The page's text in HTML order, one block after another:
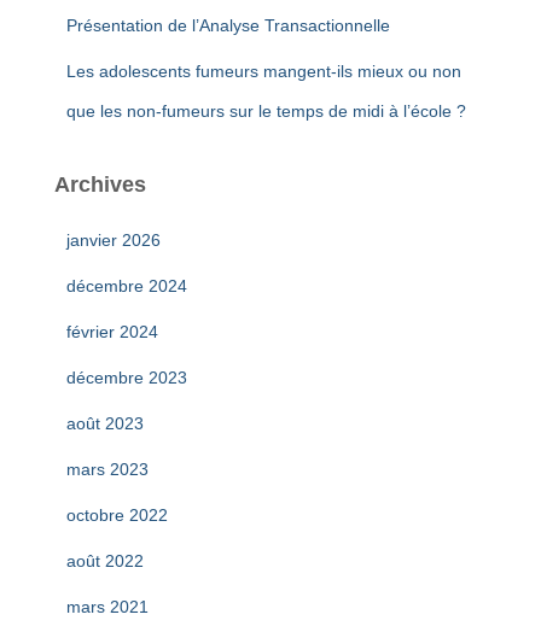
Présentation de l’Analyse Transactionnelle
Les adolescents fumeurs mangent-ils mieux ou non
que les non-fumeurs sur le temps de midi à l’école ?
Archives
janvier 2026
décembre 2024
février 2024
décembre 2023
août 2023
mars 2023
octobre 2022
août 2022
mars 2021